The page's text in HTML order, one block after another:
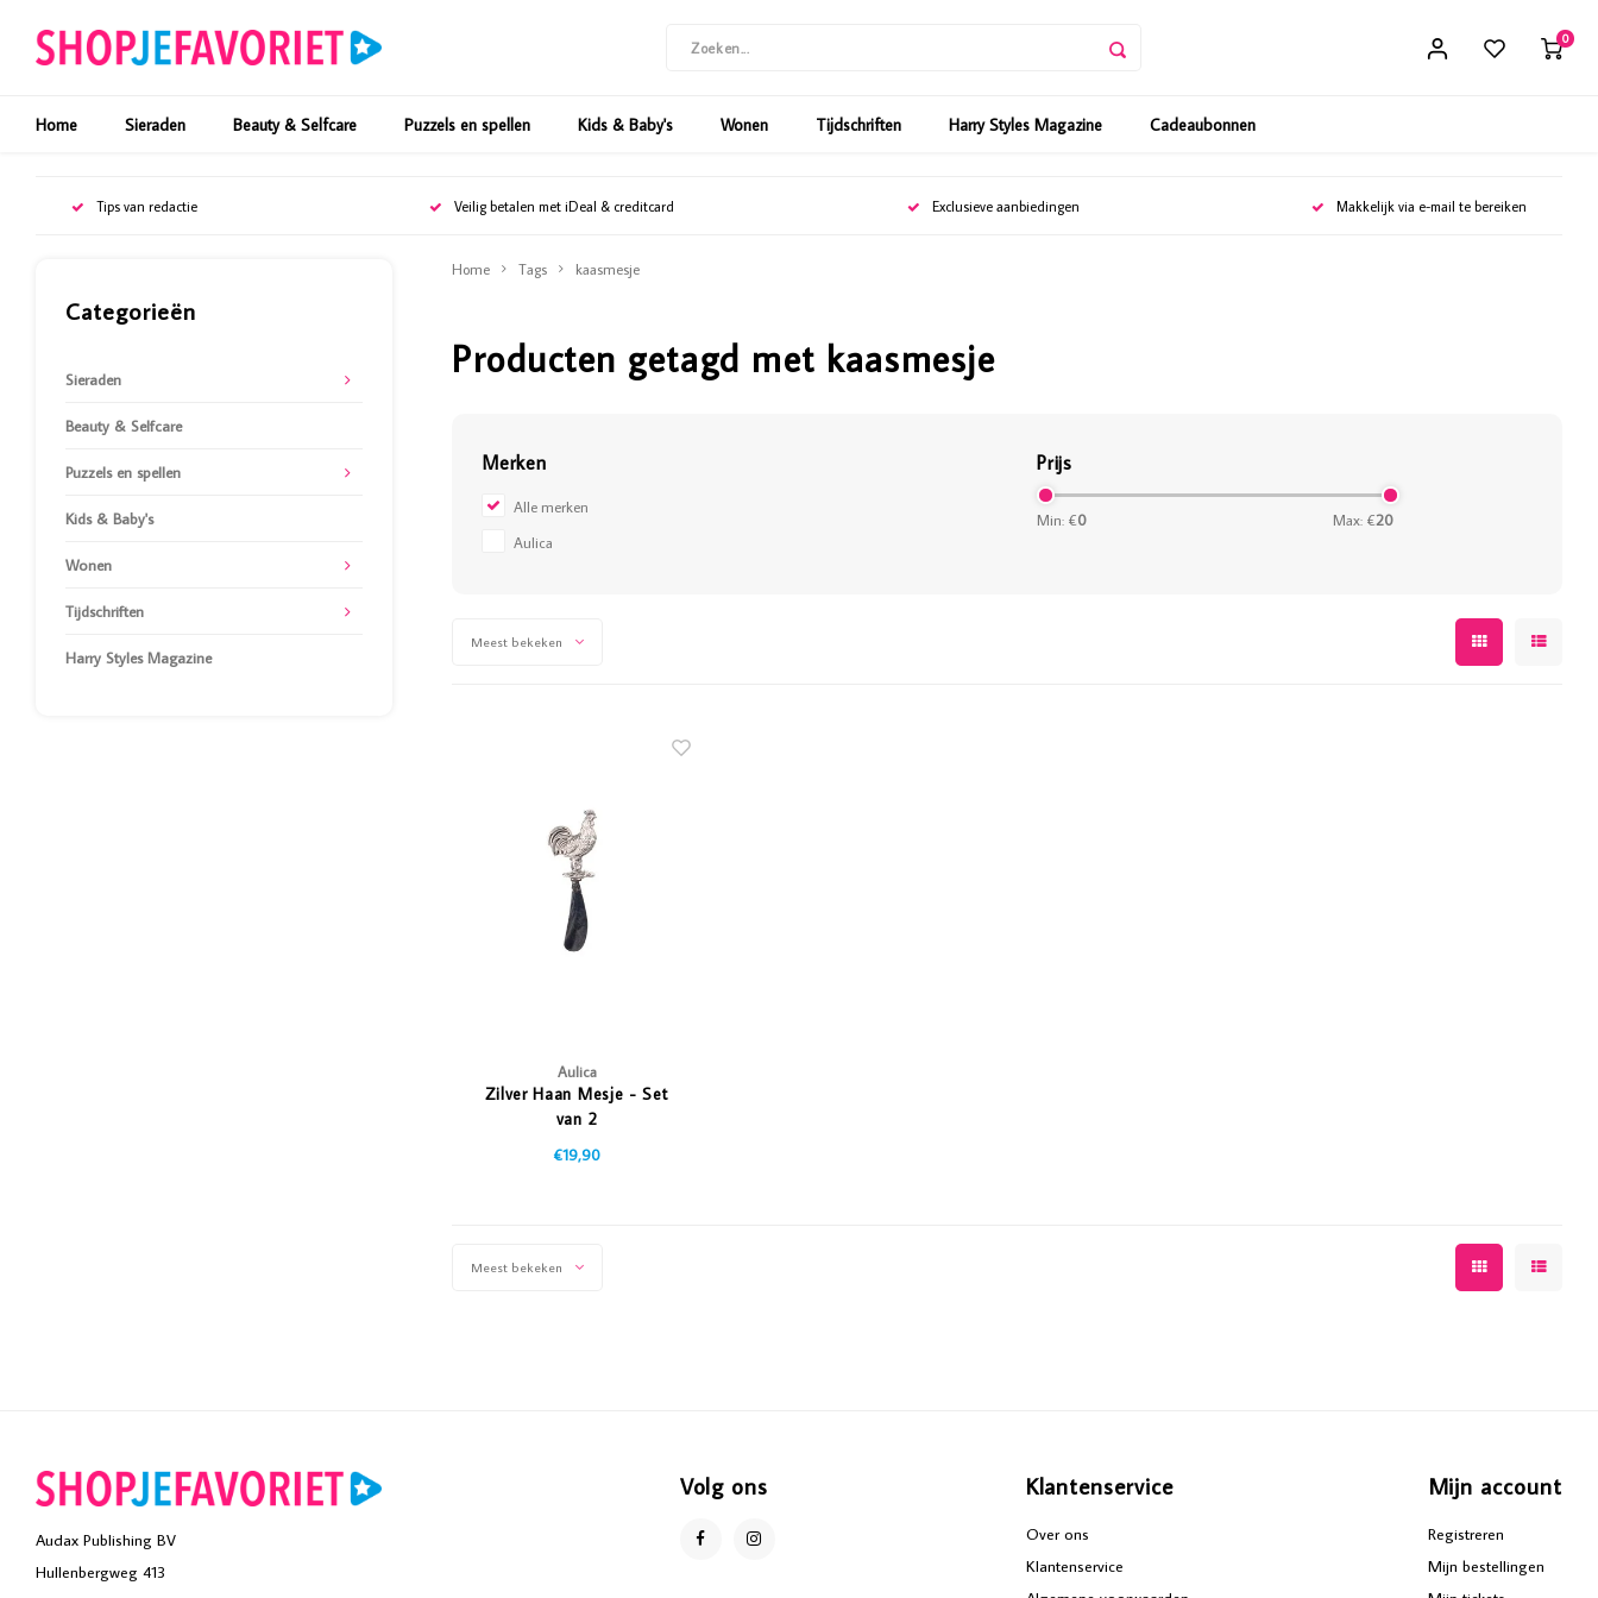
0
Home Sieraden Beauty & Selfcare Puzzels en spellen Kids & Baby's Wonen Tijdschriften Harry Styles Magazine Cadeaubonnen
Tips van redactie Veilig betalen met iDeal & creditcard Exclusieve aanbiedingen Makkelijk via e-mail te bereiken
Categorieën
Sieraden
Beauty & Selfcare
Puzzels en spellen
Kids & Baby's
Wonen
Tijdschriften
Harry Styles Magazine
Home Tags kaasmesje
Producten getagd met kaasmesje
Merken
Alle merken
Aulica
Prijs
Min: €0 Max: €20
Meest bekeken
Aulica
Zilver Haan Mesje - Set
van 2
€19,90
Meest bekeken
Audax Publishing BV
Hullenbergweg 413
Volg ons Klantenservice
Over ons
Klantenservice
Mijn account
Registreren
Mijn bestellingen